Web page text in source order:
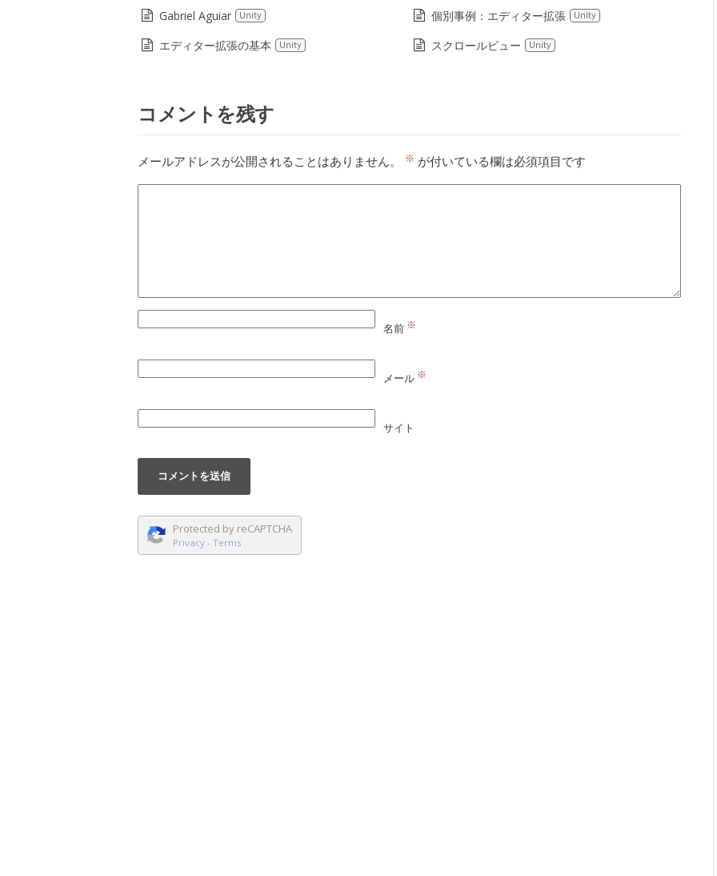
Gabriel Aguiar Unity 個別事例：エディター拡張 Unity
エディター拡張の基本 Unity スクロールビュー Unity
コメントを残す
メールアドレスが公開されることはありません。 ※ が付いている欄は必須項目です
名前 ※
メール ※
サイト
Protected by reCAPTCHA
Privacy - Terms